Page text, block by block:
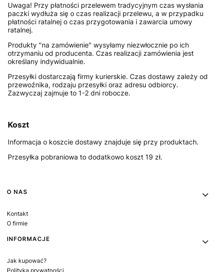
Uwaga! Przy płatności przelewem tradycyjnym czas wysłania
paczki wydłuża się o czas realizacji przelewu, a w przypadku
płatności ratalnej o czas przygotowania i zawarcia umowy
ratalnej.
Produkty "na zamówienie" wysyłamy niezwłocznie po ich
otrzymaniu od producenta. Czas realizacji zamówienia jest
określany indywidualnie.
Przesyłki dostarczają firmy kurierskie. Czas dostawy zależy od
przewoźnika, rodzaju przesyłki oraz adresu odbiorcy.
Zazwyczaj zajmuje to 1-2 dni robocze.
Koszt
Informacja o koszcie dostawy znajduje się przy produktach.
Przesyłka pobraniowa to dodatkowo koszt 19 zł.
Linki w stopce
O NAS
Kontakt
O firmie
INFORMACJE
Jak kupować?
Polityka prywatności